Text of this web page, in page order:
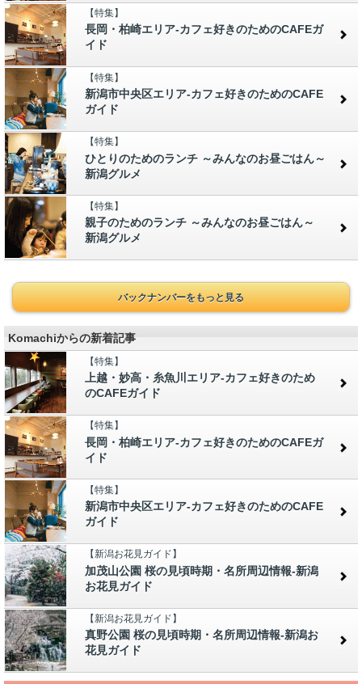
【特集】
長岡・柏崎エリア-カフェ好きのためのCAFEガ
イド
【特集】
新潟市中央区エリア-カフェ好きのためのCAFE
ガイド
【特集】
ひとりのためのランチ ～みんなのお昼ごはん～
新潟グルメ
【特集】
親子のためのランチ ～みんなのお昼ごはん～
新潟グルメ
バックナンバーをもっと見る
Komachiからの新着記事
【特集】
上越・妙高・糸魚川エリア-カフェ好きのため
のCAFEガイド
【特集】
長岡・柏崎エリア-カフェ好きのためのCAFEガ
イド
【特集】
新潟市中央区エリア-カフェ好きのためのCAFE
ガイド
【新潟お花見ガイド】
加茂山公園 桜の見頃時期・名所周辺情報-新潟
お花見ガイド
【新潟お花見ガイド】
真野公園 桜の見頃時期・名所周辺情報-新潟お
花見ガイド